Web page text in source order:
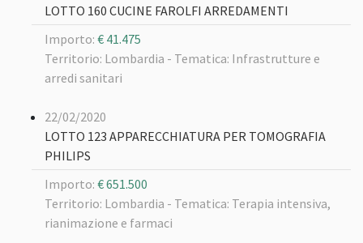
LOTTO 160 CUCINE FAROLFI ARREDAMENTI
Importo: € 41.475
Territorio: Lombardia - Tematica: Infrastrutture e
arredi sanitari
22/02/2020
LOTTO 123 APPARECCHIATURA PER TOMOGRAFIA
PHILIPS
Importo: € 651.500
Territorio: Lombardia - Tematica: Terapia intensiva,
rianimazione e farmaci